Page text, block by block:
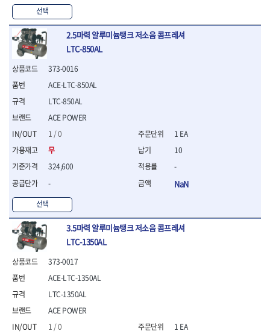
- 함마망치
- 도끼
- 망치헤드
- 판금망치
- 나일론무반동망치
- 플라스틱망치
- 고무망치
- 센타펀치
- 평치즐
- 핀펀치세트
- 펀치
- 톱대
- 용접용품
- 빠루
- 철공끌
원예.사무용품
- 커터칼
- 전지가위
- 정글칼
- 전정톱
- 접톱
- 고지톱
- 다목적가위
선택
2.5마력 알루미늄탱크 저소음 콤프레셔
LTC-850AL
373-0016
ACE POWER
1 / 0
무
324,600
-
선택
ACE-LTC-850AL
LTC-850AL
1 EA
10
-
NaN
3.5마력 알루미늄탱크 저소음 콤프레셔
LTC-1350AL
373-0017
ACE POWER
1 / 0
ACE-LTC-1350AL
LTC-1350AL
1 EA